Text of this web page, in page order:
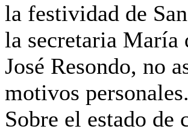
la festividad de
la secretaria María
José Resondo, no
motivos
Sobre el estado de